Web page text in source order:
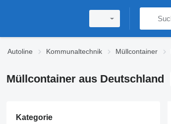
Autoline Kommunaltechnik Müllcontainer
Müllcontainer aus Deutschland
Kategorie